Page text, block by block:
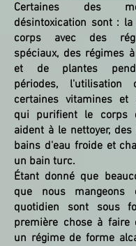
Certaines des
désintoxication sont :
corps avec des
spéciaux, des régimes
et de plantes
périodes, l'utilisation
certaines vitamines et
qui purifient le corps
aident à le nettoyer,
bains d'eau froide et
un bain turc.
Étant donné que
que nous mangeons
quotidien sont sous
première chose à faire
un régime de forme